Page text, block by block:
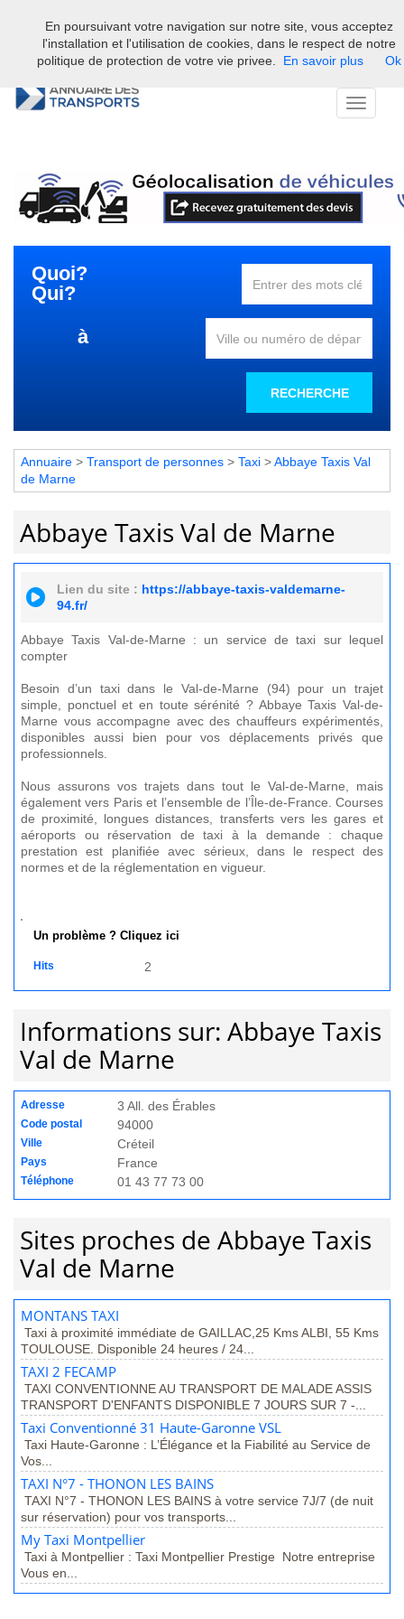
Bienvenue sur l'annuaire professionnel du transport et de la la
logistique en France.
Toggle
Quoi?
Qui?
à
RECHERCHE
Annuaire > Transport de personnes > Taxi >Abbaye Taxis Val
de Marne
Abbaye Taxis Val de Marne
Lien du site : https://abbaye-taxis-valdemarne-
94.fr/
Abbaye Taxis Val-de-Marne : un service de taxi sur lequel
compter
Besoin d’un taxi dans le Val-de-Marne (94) pour un trajet
simple, ponctuel et en toute sérénité ? Abbaye Taxis Val-de-
Marne vous accompagne avec des chauffeurs expérimentés,
disponibles aussi bien pour vos déplacements privés que
professionnels.
Nous assurons vos trajets dans tout le Val-de-Marne, mais
également vers Paris et l’ensemble de l’Île-de-France. Courses
de proximité, longues distances, transferts vers les gares et
aéroports ou réservation de taxi à la demande : chaque
prestation est planifiée avec sérieux, dans le respect des
normes et de la réglementation en vigueur.
Un problème ? Cliquez ici
Hits 2
Informations sur: Abbaye Taxis
Val de Marne
Adresse 3 All. des Érables
Code postal 94000
Ville Créteil
Pays France
Téléphone 01 43 77 73 00
Sites proches de Abbaye Taxis
Val de Marne
MONTANS TAXI
Taxi à proximité immédiate de GAILLAC,25 Kms ALBI, 55 Kms
TOULOUSE. Disponible 24 heures / 24...
TAXI 2 FECAMP
TAXI CONVENTIONNE AU TRANSPORT DE MALADE ASSIS
TRANSPORT D'ENFANTS DISPONIBLE 7 JOURS SUR 7 -...
Taxi Conventionné 31 Haute-Garonne VSL
Taxi Haute-Garonne : L’Élégance et la Fiabilité au Service de
Vos...
TAXI N°7 - THONON LES BAINS
TAXI N°7 - THONON LES BAINS à votre service 7J/7 (de nuit
sur réservation) pour vos transports...
My Taxi Montpellier
Taxi à Montpellier : Taxi Montpellier Prestige Notre entreprise
Vous en...
En poursuivant votre navigation sur notre site, vous acceptez
l'installation et l'utilisation de cookies, dans le respect de notre
politique de protection de votre vie privee.
En savoir plus Ok